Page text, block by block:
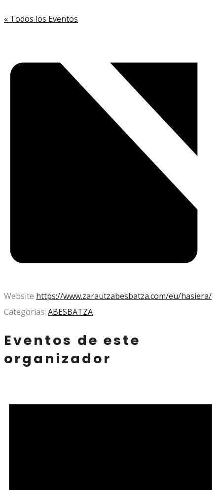
« Todos los Eventos
Website https://www.zarautzabesbatza.com/eu/hasiera/
Categorías: ABESBATZA
Eventos de este
organizador